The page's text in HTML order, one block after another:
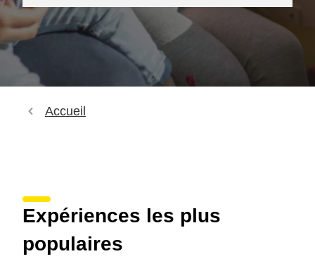
Accueil
Expériences les plus
populaires